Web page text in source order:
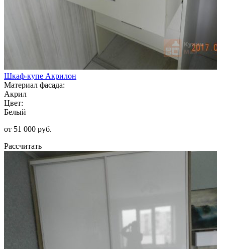
Шкаф-купе Акрилон
Материал фасада:
Акрил
Цвет:
Белый
от 51 000 руб.
Рассчитать